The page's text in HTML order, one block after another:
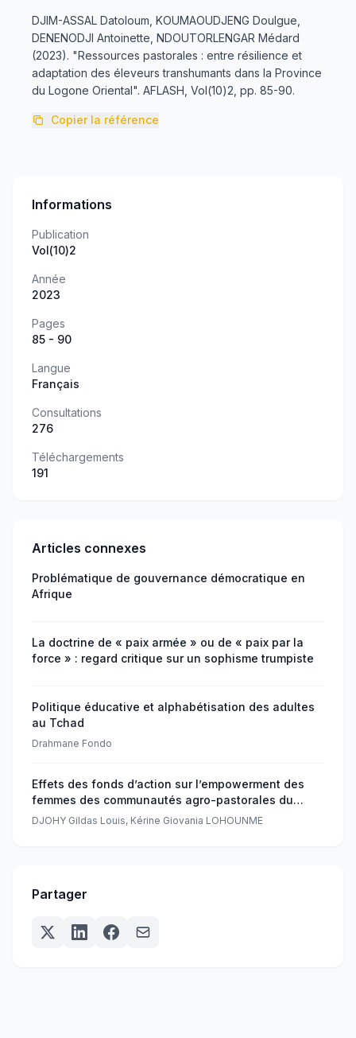
DJIM-ASSAL Datoloum, KOUMAOUDJENG Doulgue,
DENENODJI Antoinette, NDOUTORLENGAR Médard
(2023). "Ressources pastorales : entre résilience et
adaptation des éleveurs transhumants dans la Province
du Logone Oriental". AFLASH, Vol(10)2, pp. 85-90.
Copier la référence
Informations
Publication
Vol(10)2
Année
2023
Pages
85 - 90
Langue
Français
Consultations
276
Téléchargements
191
Articles connexes
Problématique de gouvernance démocratique en
Afrique
La doctrine de « paix armée » ou de « paix par la
force » : regard critique sur un sophisme trumpiste
Politique éducative et alphabétisation des adultes
au Tchad
Drahmane Fondo
Effets des fonds d’action sur l’empowerment des
femmes des communautés agro-pastorales du
Nord-Bénin
DJOHY Gildas Louis, Kérine Giovania LOHOUNME
Partager